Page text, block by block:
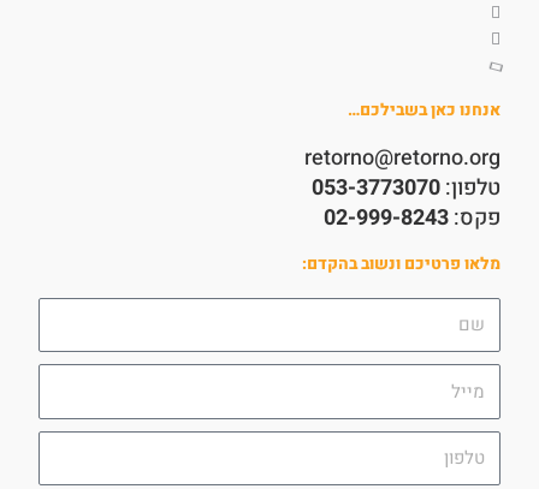
אנחנו כאן בשבילכם…
retorno@retorno.org
טלפון:053-3773070
פקס:02-999-8243
מלאו פרטיכם ונשוב בהקדם: